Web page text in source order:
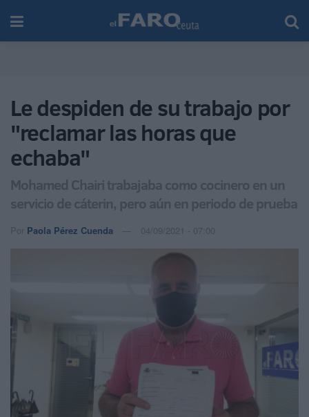
Le despiden de su trabajo por
"reclamar las horas que
echaba"
Mohamed Chairi trabajaba como cocinero en un
servicio de cáterin, pero aún en periodo de prueba
Por Paola Pérez Cuenda 04/09/2021 - 07:00